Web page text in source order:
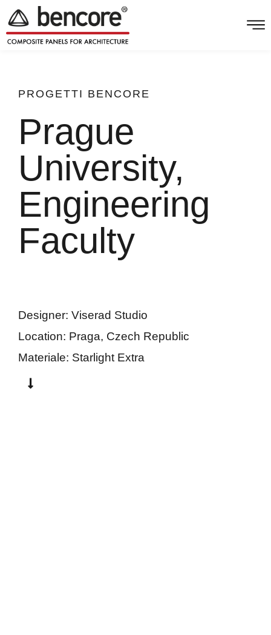
PROGETTI BENCORE
Prague
University,
Engineering
Faculty
Designer: Viserad Studio
Location: Praga, Czech Republic
Materiale: Starlight Extra